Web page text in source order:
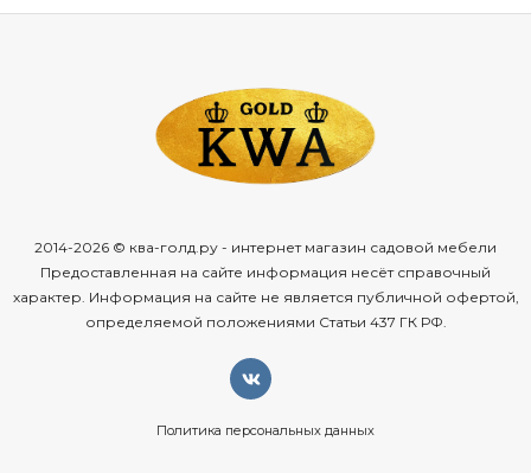
2014-2026 © ква-голд.ру - интернет магазин садовой мебели
Предоставленная на сайте информация несёт справочный
характер. Информация на сайте не является публичной офертой,
определяемой положениями Статьи 437 ГК РФ.
Политика персональных данных